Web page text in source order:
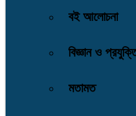
বই আলোচনা
বিজ্ঞান ও
মতামত